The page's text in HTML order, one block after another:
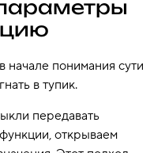
начале понимания сути
в тупик.
передавать
открываем